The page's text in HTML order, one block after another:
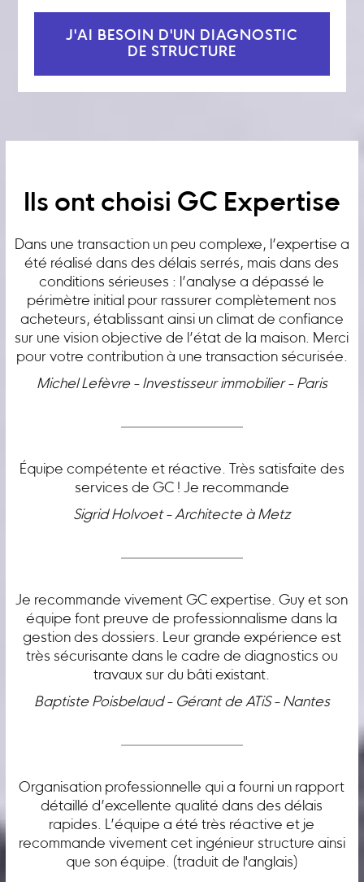
J'AI BESOIN D'UN DIAGNOSTIC
DE STRUCTURE
Ils ont choisi GC Expertise
Dans une transaction un peu complexe, l’expertise a
été réalisé dans des délais serrés, mais dans des
conditions sérieuses : l’analyse a dépassé le
périmètre initial pour rassurer complètement nos
acheteurs, établissant ainsi un climat de confiance
sur une vision objective de l’état de la maison. Merci
pour votre contribution à une transaction sécurisée.
Michel Lefèvre - Investisseur immobilier - Paris
Équipe compétente et réactive. Très satisfaite des
services de GC ! Je recommande
Sigrid Holvoet - Architecte à Metz
Je recommande vivement GC expertise. Guy et son
équipe font preuve de professionnalisme dans la
gestion des dossiers. Leur grande expérience est
très sécurisante dans le cadre de diagnostics ou
travaux sur du bâti existant.
Baptiste Poisbelaud - Gérant de ATiS - Nantes
Organisation professionnelle qui a fourni un rapport
détaillé d’excellente qualité dans des délais
rapides. L’équipe a été très réactive et je
recommande vivement cet ingénieur structure ainsi
que son équipe. (traduit de l'anglais)